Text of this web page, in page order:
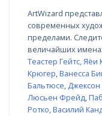
ArtWizard
современных
пределами.
величайших
Теастер Гейтс,Яёи
Крюгер,Ванесса
Бальтюсе, Джексон
Люсьен Фрейд,
Ротко,Василий